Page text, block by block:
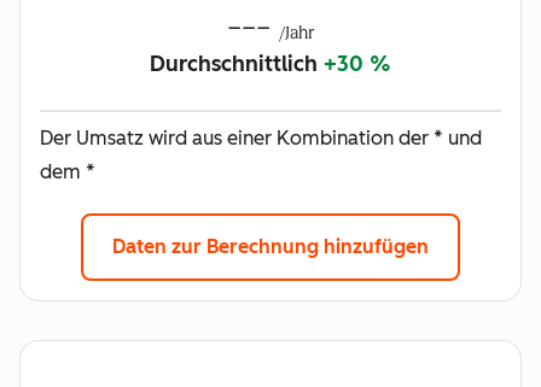
--- /Jahr
Durchschnittlich +30 %
Der Umsatz wird aus einer Kombination der * und
dem *
Daten zur Berechnung hinzufügen